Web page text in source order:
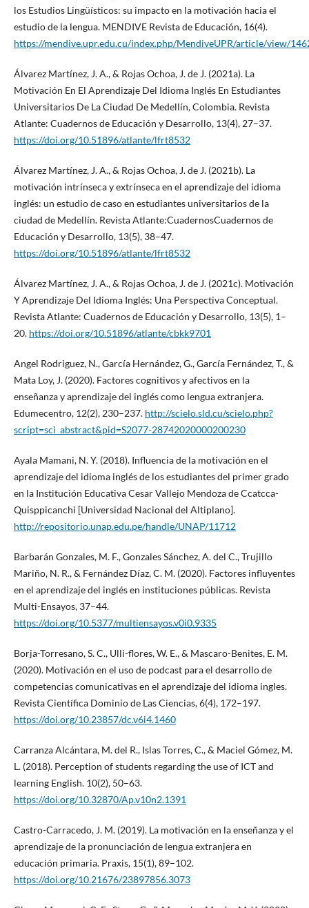
los Estudios Lingüísticos: su impacto en la motivación hacia el
estudio de la lengua. MENDIVE Revista de Educación, 16(4).
https://mendive.upr.edu.cu/index.php/MendiveUPR/article/view/
Álvarez Martínez, J. A., & Rojas Ochoa, J. de J. (2021a). La
Motivación En El Aprendizaje Del Idioma Inglés En Estudiantes
Universitarios De La Ciudad De Medellín, Colombia. Revista
Atlante: Cuadernos de Educación y Desarrollo, 13(4), 27–37.
https://doi.org/10.51896/atlante/lfrt8532
Álvarez Martínez, J. A., & Rojas Ochoa, J. de J. (2021b). La
motivación intrínseca y extrínseca en el aprendizaje del idioma
inglés: un estudio de caso en estudiantes universitarios de la
ciudad de Medellín. Revista Atlante:CuadernosCuadernos de
Educación y Desarrollo, 13(5), 38–47.
https://doi.org/10.51896/atlante/lfrt8532
Álvarez Martínez, J. A., & Rojas Ochoa, J. de J. (2021c). Motivación
Y Aprendizaje Del Idioma Inglés: Una Perspectiva Conceptual.
Revista Atlante: Cuadernos de Educación y Desarrollo, 13(5), 1–
20. https://doi.org/10.51896/atlante/cbkk9701
Angel Rodriguez, N., García Hernández, G., García Fernández, T., &
Mata Loy, J. (2020). Factores cognitivos y afectivos en la
enseñanza y aprendizaje del inglés como lengua extranjera.
Edumecentro, 12(2), 230–237. http://scielo.sld.cu/scielo.php?
script=sci_abstract&pid=S2077-28742020000200230
Ayala Mamani, N. Y. (2018). Influencia de la motivación en el
aprendizaje del idioma inglés de los estudiantes del primer grado
en la Institución Educativa Cesar Vallejo Mendoza de Ccatcca-
Quisppicanchi [Universidad Nacional del Altiplano].
http://repositorio.unap.edu.pe/handle/UNAP/11712
Barbarán Gonzales, M. F., Gonzales Sánchez, A. del C., Trujillo
Mariño, N. R., & Fernández Díaz, C. M. (2020). Factores influyentes
en el aprendizaje del inglés en instituciones públicas. Revista
Multi-Ensayos, 37–44.
https://doi.org/10.5377/multiensayos.v0i0.9335
Borja-Torresano, S. C., Ulli-flores, W. E., & Mascaro-Benites, E. M.
(2020). Motivación en el uso de podcast para el desarrollo de
competencias comunicativas en el aprendizaje del idioma ingles.
Revista Científica Dominio de Las Ciencias, 6(4), 172–197.
https://doi.org/10.23857/dc.v6i4.1460
Carranza Alcántara, M. del R., Islas Torres, C., & Maciel Gómez, M.
L. (2018). Perception of students regarding the use of ICT and
learning English. 10(2), 50–63.
https://doi.org/10.32870/Ap.v10n2.1391
Castro-Carracedo, J. M. (2019). La motivación en la enseñanza y el
aprendizaje de la pronunciación de lengua extranjera en
educación primaria. Praxis, 15(1), 89–102.
https://doi.org/10.21676/23897856.3073